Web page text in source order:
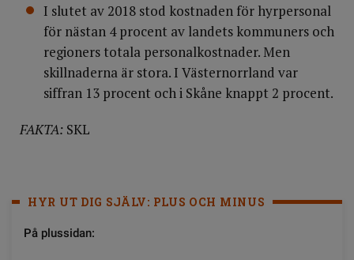
I slutet av 2018 stod kostnaden för hyrpersonal
för nästan 4 procent av landets kommuners och
regioners totala personalkostnader. Men
skillnaderna är stora. I Västernorrland var
siffran 13 procent och i Skåne knappt 2 procent.
FAKTA: SKL
HYR UT DIG SJÄLV: PLUS OCH MINUS
På plussidan: